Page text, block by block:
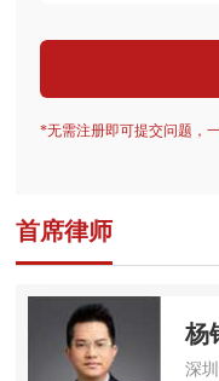
*无需注册即可提交问题，
首席律师
杨
深